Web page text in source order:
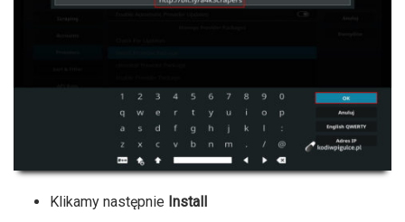
Klikamy następnie Install